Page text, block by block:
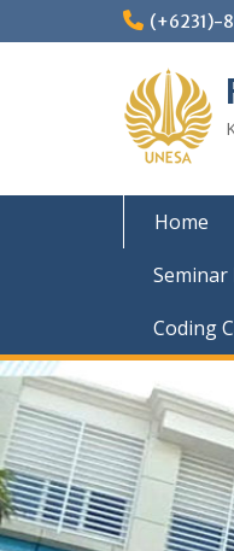
to
(+6231)-
Home
Coding